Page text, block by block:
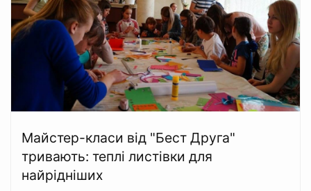
Майстер-класи від "Бест Друга"
тривають: теплі листівки для
найрідніших